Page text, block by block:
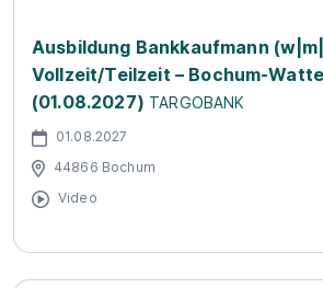
Ausbildung Bankkaufmann
Vollzeit/Teilzeit – Bochum-
(01.08.2027) TARGOBANK
01.08.2027
44866 Bochum
Video